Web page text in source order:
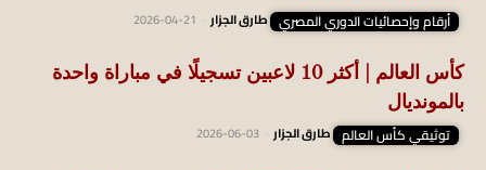
أرقام وإحصائيات الدوري المصري طارق الجزار 2026-04-21
كأس العالم | أكثر 10 لاعبين تسجيلًا في مباراة واحدة
بالمونديال
توثيقي كأس العالم طارق الجزار 2026-06-03